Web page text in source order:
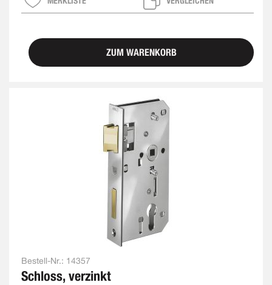
ZUM WARENKORB
Bestell-Nr.: 14357
Schloss, verzinkt